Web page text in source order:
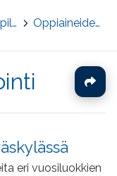
Oppilasarviointi Oppiaineiden arviointi
eri vuosiluokkien